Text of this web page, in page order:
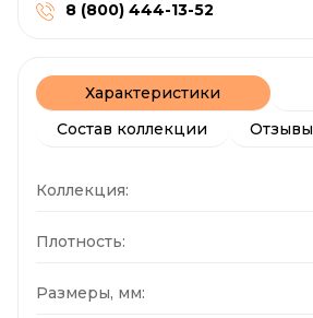
8 (800) 444-13-52
Характеристики
Состав коллекции
Отзывы
Коллекция:
Плотность:
Размеры, мм: